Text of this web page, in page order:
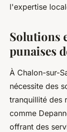
l'expertise
Solutions
punaises
À Chalon-sur-
nécessite des
tranquillité des
comme
offrant des